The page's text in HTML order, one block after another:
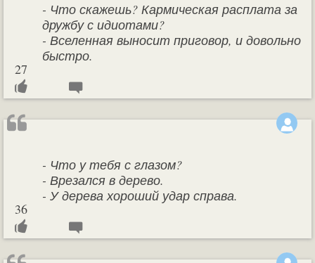
- Что скажешь? Кармическая расплата за
дружбу с идиотами?
- Вселенная выносит приговор, и довольно
быстро.
27
- Что у тебя с глазом?
- Врезался в дерево.
- У дерева хороший удар справа.
36